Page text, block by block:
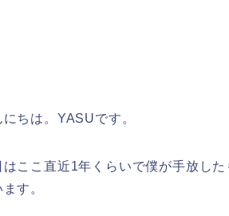
にちは。YASUです。
はここ直近1年くらいで僕が手放し
す。